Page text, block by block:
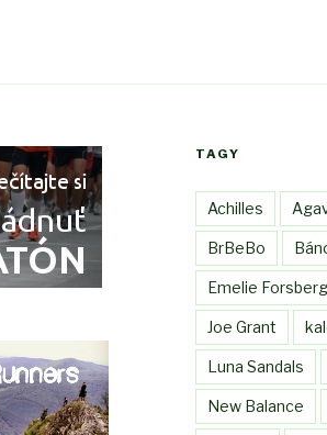
TAGY
Achilles
BrBeBo
Emelie Forsberg
Joe Grant
Luna Sandals
New Balance